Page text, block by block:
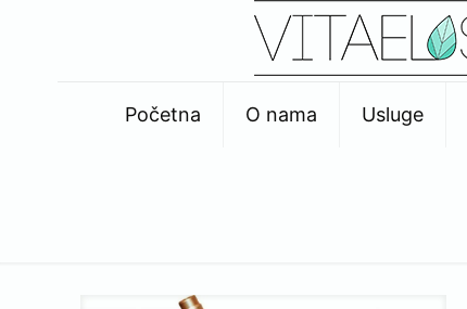
Početna O nama Usluge